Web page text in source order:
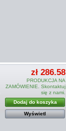
zł 286.58
PRODUKCJA NA
ZAMÓWIENIE. Skontaktuj
się z nami.
Dodaj do koszyka
Wyświetl